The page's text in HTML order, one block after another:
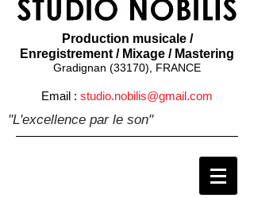
Production musicale /
Enregistrement / Mixage / Mastering
Gradignan (33170), FRANCE
Email : studio.nobilis@gmail.com
"L'excellence par le son"